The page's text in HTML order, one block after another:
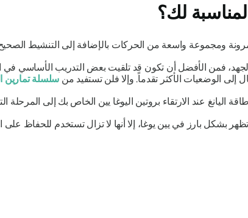
لك؟
ومجموعة واسعة من الحركات بالإضافة إلى التنشيط
فمن الأفضل أن تكون قد تلقيت بعض التدريب الأساسي في
الوضعيات الأكثر تقدماً. وإلا فلن تستفيد من سلسلة تمارين
عند الارتقاء بروتين اليوغا يين الخاص بك إلى المرحلة
بشكل بارز في يين يوغا، إلا أنها لا تزال تستخدم للحفاظ على